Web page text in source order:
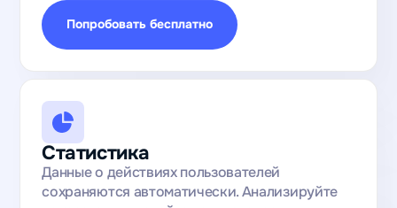
Попробовать бесплатно
Статистика
Данные о действиях пользователей
сохраняются автоматически. Анализируйте